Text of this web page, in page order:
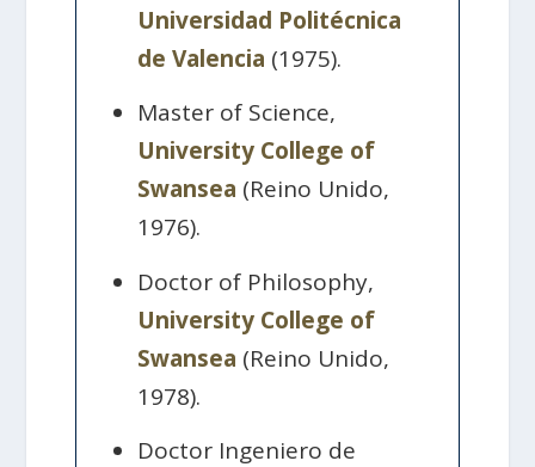
Universidad Politécnica
de Valencia (1975).
Master of Science,
University College of
Swansea (Reino Unido,
1976).
Doctor of Philosophy,
University College of
Swansea (Reino Unido,
1978).
Doctor Ingeniero de